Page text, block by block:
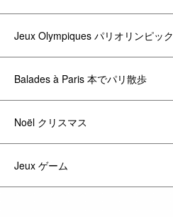
Jeux Olympiques パリオリンピック
Balades à Paris 本でパリ散歩
Noël クリスマス
Jeux ゲーム